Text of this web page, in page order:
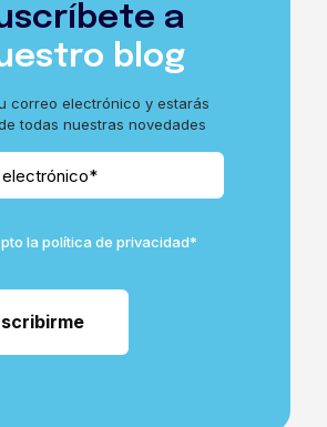
a
blog
correo electrónico y estarás
todas nuestras novedades
la política de privacidad*